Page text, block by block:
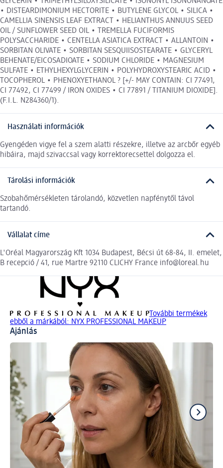
• DISTEARDIMONIUM HECTORITE • BUTYLENE GLYCOL • SILICA •
CAMELLIA SINENSIS LEAF EXTRACT • HELIANTHUS ANNUUS SEED
OIL / SUNFLOWER SEED OIL • TREMELLA FUCIFORMIS
POLYSACCHARIDE • CENTELLA ASIATICA EXTRACT • ALLANTOIN •
SORBITAN OLIVATE • SORBITAN SESQUIISOSTEARATE • GLYCERYL
BEHENATE/EICOSADIOATE • SODIUM CHLORIDE • MAGNESIUM
SULFATE • ETHYLHEXYLGLYCERIN • POLYHYDROXYSTEARIC ACID •
TOCOPHEROL • PHENOXYETHANOL ? [+/- MAY CONTAIN: CI 77491,
CI 77492, CI 77499 / IRON OXIDES • CI 77891 / TITANIUM DIOXIDE].
(F.I.L. N284360/1).
Használati információk
Gyengéden vigye fel a szem alatti részekre, illetve az arcbőr egyéb
hibáira, majd szivaccsal vagy korrektorecsettel dolgozza el.
Tárolási információk
Szobahőmérsékleten tárolandó, közvetlen napfénytől távol
tartandó.
Vállalat címe
L'Oréal Magyarország Kft 1034 Budapest, Bécsi út 68-84, II. emelet,
B recepció / 41, rue Martre 92110 CLICHY France info@loreal.hu
További termékek
ebből a márkából: NYX PROFESSIONAL MAKEUP
Ajánlás